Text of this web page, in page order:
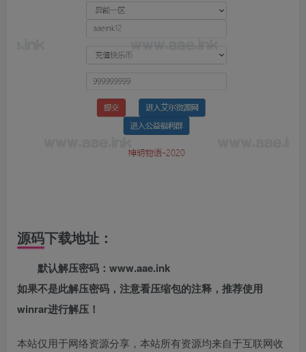
源码下载地址：
默认解压密码：www.aae.ink
如果不是此解压密码，注意看压缩包的注释，推荐使用
winrar进行解压！
本站仅用于网络资源分享，本站所有资源均来自于互联网收